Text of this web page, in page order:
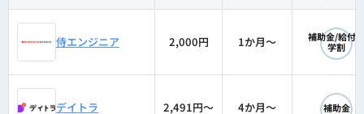
侍エンジニア 2,000円 1か月〜 ◯
補助金/給付金
学割
デイトラ 2,491円〜 4か月〜 補助金